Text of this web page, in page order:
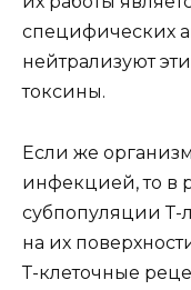
специфических
нейтрализуют
токсины.
Если же
инфекцией, то в
субпопуляции
на их
Т-клеточные